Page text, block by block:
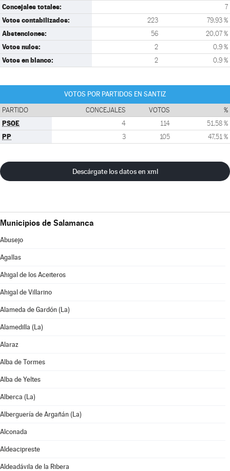
Concejales totales: 7
Votos contabilizados: 223 79,93 %
Abstenciones: 56 20,07 %
Votos nulos: 2 0,9 %
Votos en blanco: 2 0,9 %
VOTOS POR PARTIDOS EN SANTIZ
PARTIDO CONCEJALES VOTOS %
PSOE 4 114 51,58 %
PP 3 105 47,51 %
Descárgate los datos en xml
Municipios de Salamanca
Abusejo
Agallas
Ahigal de los Aceiteros
Ahigal de Villarino
Alameda de Gardón (La)
Alamedilla (La)
Alaraz
Alba de Tormes
Alba de Yeltes
Alberca (La)
Alberguería de Argañán (La)
Alconada
Aldeacipreste
Aldeadávila de la Ribera